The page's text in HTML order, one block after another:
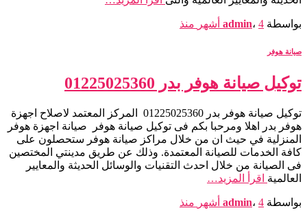
بواسطة admin، 4 أشهر منذ
صيانة هوفر
توكيل صيانة هوفر بدر 01225025360
توكيل صيانة هوفر بدر 01225025360 المركز المعتمد لاصلاح اجهزة
هوفر بدر اهلا ومرحبا بكم فى توكيل صيانة هوفر صيانة اجهزة هوفر
المنزلية في حيث ان من خلال مراكز صيانة هوفر ستحصلون على
كافة الخدمات للصيانة المعتمدة. وذلك عن طريق مدينتي المختصين
فى الصيانة من خلال احدث التقنيات والوسائل الحديثة والمعايير
العالمية اقرأ المزيد…
بواسطة admin، 4 أشهر منذ